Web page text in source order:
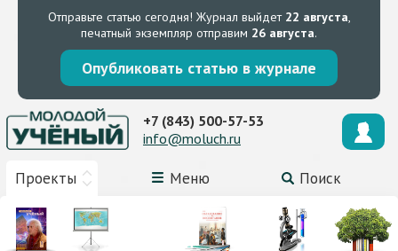
Отправьте статью сегодня! Журнал выйдет 22 августа,
печатный экземпляр отправим 26 августа.
Опубликовать статью в журнале
Проекты Меню Поиск
+7 (843) 500-57-53
info@moluch.ru